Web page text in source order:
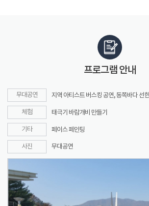
프로그램 안내
무대공연 지역 아티스트 버스킹 공연, 동쪽바다 선
체험 태극기 바람개비 만들기
기타 페이스 페인팅
사진 무대공연